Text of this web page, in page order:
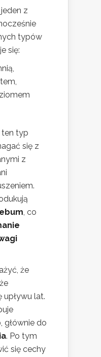
z
typów
się:
ten typ
się z
z
, co
że
lat.
głównie do
. Po tym
się cechy